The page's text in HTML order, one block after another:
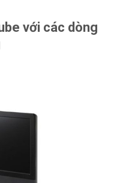
với các dòng